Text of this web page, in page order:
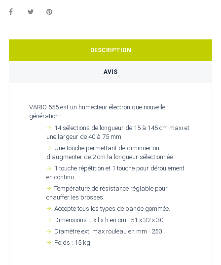
DESCRIPTION
AVIS
VARIO 555 est un humecteur électronique nouvelle
génération !
14 sélections de longueur de 15 à 145 cm maxi et
une largeur de 40 à 75 mm.
Une touche permettant de diminuer ou
d'augmenter de 2 cm la longueur sélectionnée.
1 touche répétition et 1 touche pour déroulement
en continu.
Température de résistance réglable pour
chauffer les brosses.
Accepte tous les types de bande gommée.
Dimensions L x l x h en cm : 51 x 32 x 30
Diamètre ext. max rouleau en mm : 250
Poids : 15 kg